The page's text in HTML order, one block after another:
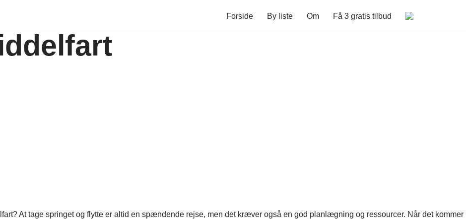
Forside By liste Om Få 3 gratis tilbud
At tage springet og flytte er altid en spændende rejse, men det kræver også en god planlægning og ressourcer. Når det kommer